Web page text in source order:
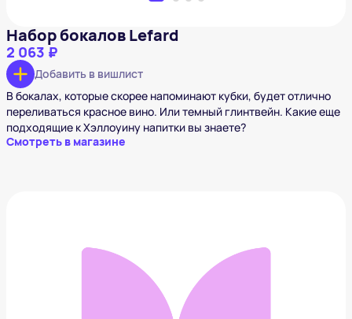
Набор бокалов Lefard
2 063 ₽
Добавить в вишлист
В бокалах, которые скорее напоминают кубки, будет отлично
переливаться красное вино. Или темный глинтвейн. Какие еще
подходящие к Хэллоуину напитки вы знаете?
Смотреть в магазине